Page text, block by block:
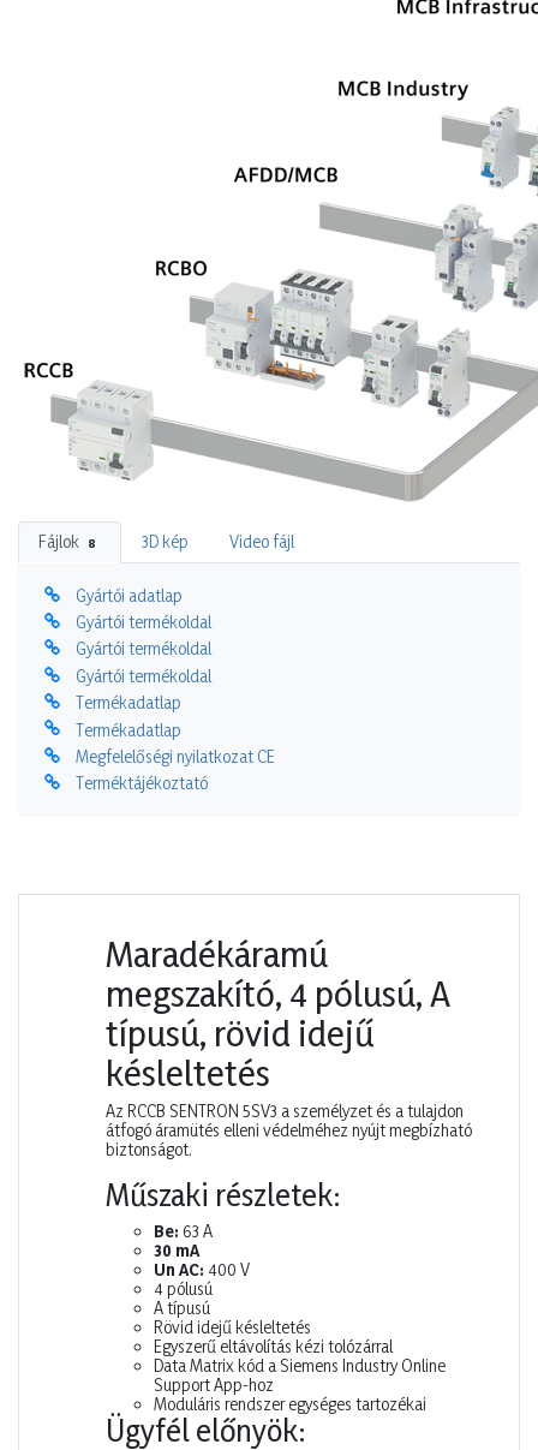
Fájlok 8 3D kép Video fájl
Gyártói adatlap
Gyártói termékoldal
Gyártói termékoldal
Gyártói termékoldal
Termékadatlap
Termékadatlap
Megfelelőségi nyilatkozat CE
Terméktájékoztató
Maradékáramú
megszakító, 4 pólusú, A
típusú, rövid idejű
késleltetés
Az RCCB SENTRON 5SV3 a személyzet és a tulajdon
átfogó áramütés elleni védelméhez nyújt megbízható
biztonságot.
Műszaki részletek:
Be: 63 A
30 mA
Un AC: 400 V
4 pólusú
A típusú
Rövid idejű késleltetés
Egyszerű eltávolítás kézi tolózárral
Data Matrix kód a Siemens Industry Online
Support App-hoz
Moduláris rendszer egységes tartozékai
Ügyfél előnyök: